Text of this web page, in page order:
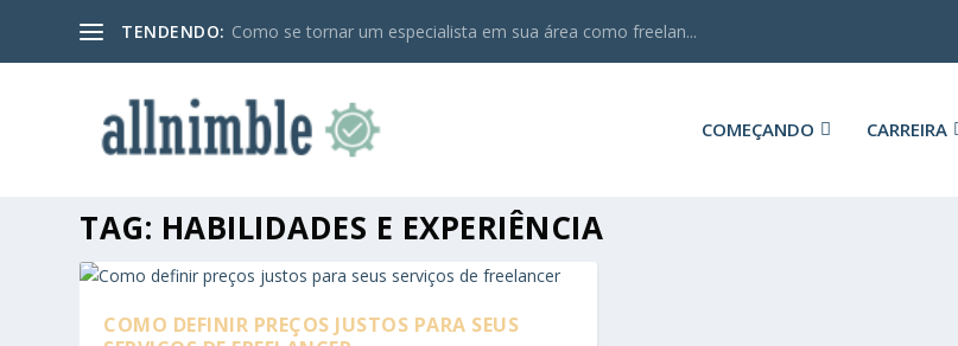
TENDENDO: Como se tornar um especialista em sua área como freelan...
COMEÇANDO CARREIRA
TAG: HABILIDADES E EXPERIÊNCIA
COMO DEFINIR PREÇOS JUSTOS PARA SEUS